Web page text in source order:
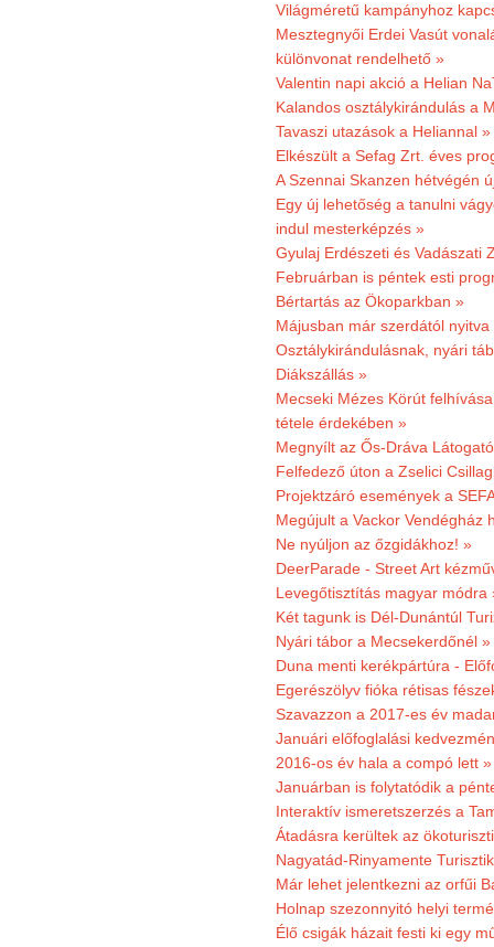
Világméretű kampányhoz
Mesztegnyői Erdei Vasút
különvonat rendelhető »
Valentin napi akció a Helian
Kalandos osztálykirándulás a
Tavaszi utazások a Heliannal »
Elkészült a Sefag Zrt. éves
A Szennai Skanzen hétvégén
Egy új lehetőség a tanulni
indul mesterképzés »
Gyulaj Erdészeti és Vadászati
Februárban is péntek esti
Bértartás az Ökoparkban »
Májusban már szerdától
Osztálykirándulásnak, nyári
Diákszállás »
Mecseki Mézes Körút
tétele érdekében »
Megnyílt az Ős-Dráva
Felfedező úton a Zselici
Projektzáró események a
Megújult a Vackor Vendégház
Ne nyúljon az őzgidákhoz! »
DeerParade - Street Art
Levegőtisztítás magyar módra
Két tagunk is Dél-Dunántúl
Nyári tábor a Mecsekerdőnél »
Duna menti kerékpártúra -
Egerészölyv fióka rétisas
Szavazzon a 2017-es év
Januári előfoglalási
2016-os év hala a compó lett »
Januárban is folytatódik a
Interaktív ismeretszerzés a
Átadásra kerültek az
Nagyatád-Rinyamente
Már lehet jelentkezni az orfűi
Holnap szezonnyitó helyi
Élő csigák házait festi ki egy